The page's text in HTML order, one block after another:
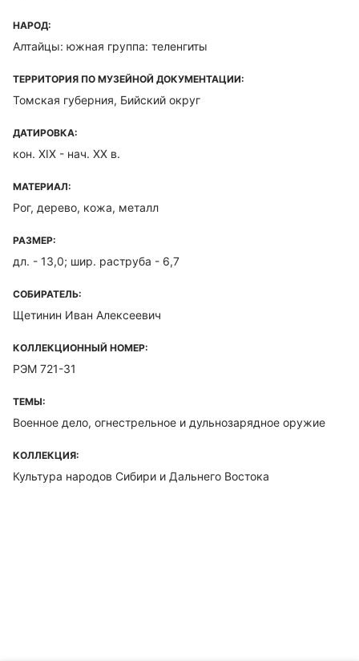
НАРОД:
Алтайцы: южная группа: теленгиты
ТЕРРИТОРИЯ ПО МУЗЕЙНОЙ ДОКУМЕНТАЦИИ:
Томская губерния, Бийский округ
ДАТИРОВКА:
кон. XIX - нач. XX в.
МАТЕРИАЛ:
Рог, дерево, кожа, металл
РАЗМЕР:
дл. - 13,0; шир. раструба - 6,7
СОБИРАТЕЛЬ:
Щетинин Иван Алексеевич
КОЛЛЕКЦИОННЫЙ НОМЕР:
РЭМ 721-31
ТЕМЫ:
Военное дело, огнестрельное и дульнозарядное оружие
КОЛЛЕКЦИЯ:
Культура народов Сибири и Дальнего Востока